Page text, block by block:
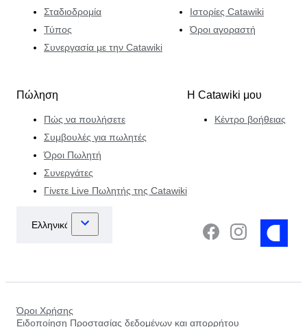
Σταδιοδρομία
Τύπος
Συνεργασία με την Catawiki
Ιστορίες Catawiki
Όροι αγοραστή
Πώληση
Πώς να πουλήσετε
Συμβουλές για πωλητές
Όροι Πωλητή
Συνεργάτες
Γίνετε Live Πωλητής της Catawiki
Η Catawiki μου
Κέντρο βοήθειας
Όροι Χρήσης
Ειδοποίηση Προστασίας δεδομένων και απορρήτου